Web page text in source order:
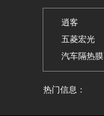
逍客
五菱宏光
汽车隔热膜
热门信息：